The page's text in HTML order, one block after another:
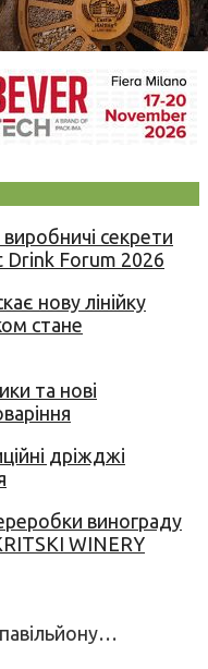
секрети
Drink Forum 2026
нову лінійку
стане
та нові
дріжджі
винограду
WINERY